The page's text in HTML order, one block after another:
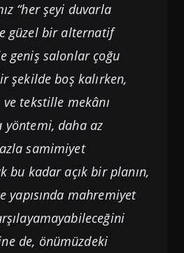
“her şeyi duvarla
güzel bir alternatif
geniş salonlar çoğu
şekilde boş kalırken,
tekstille mekânı
yöntemi, daha az
samimiyet
bu kadar açık bir planın,
yapısında mahremiyet
de, önümüzdeki